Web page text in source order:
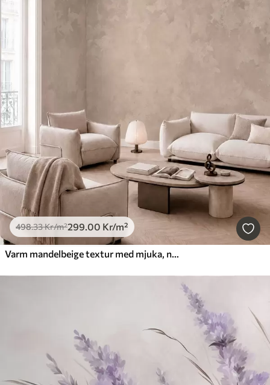
498.33Kr/m²299.00 Kr/m²
Varm mandelbeige textur med mjuka, naturliga tonövergångar